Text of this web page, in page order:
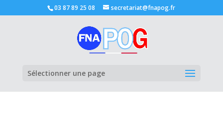
03 87 89 25 08 secretariat@fnapog.fr
Sélectionner une page